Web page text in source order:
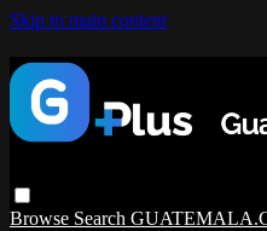
Skip to main content
Browse Search